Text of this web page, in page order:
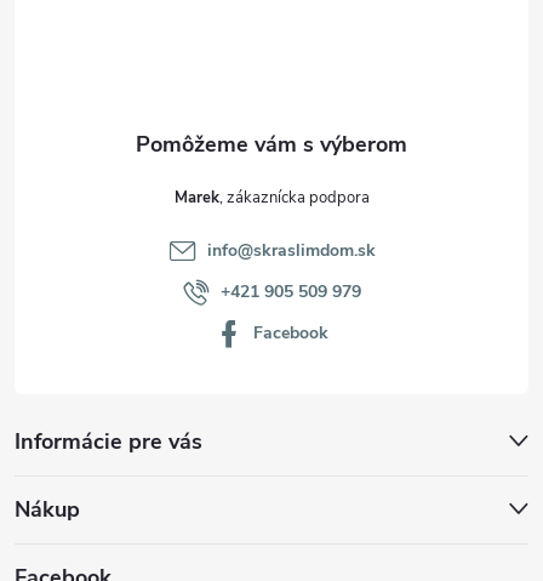
Informácie pre vás
Nákup
Marek
info@skraslimdom.sk
+421 905 509 979
Facebook